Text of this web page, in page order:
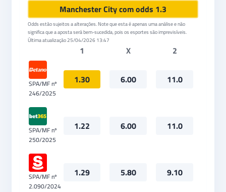
Manchester City com odds 1.3
Odds estão sujeitos a alterações. Note que esta é apenas uma análise e não
significa que a aposta será bem-sucedida, pois os esportes são imprevisíveis.
Última atualização25/04/2026 13:47
1 X 2
SPA/MF nº
246/2025
1.30 6.00 11.0
SPA/MF nº
250/2025
1.22 6.00 11.0
SPA/MF nº
2.090/2024
1.29 5.80 9.10